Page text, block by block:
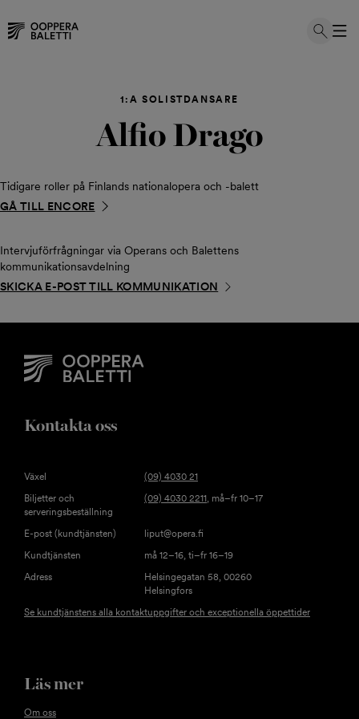
1:A SOLISTDANSARE
Alfio Drago
Tidigare roller på Finlands nationalopera och -balett
GÅ TILL ENCORE
Intervjuförfrågningar via Operans och Balettens
kommunikationsavdelning
SKICKA E-POST TILL KOMMUNIKATION
Kontakta oss
Växel
(09) 4030 21
Biljetter och
serveringsbeställning
(09) 4030 2211, må–fr 10–17
E-post (kundtjänsten)
liput@opera.fi
Kundtjänsten
må 12–16, ti–fr 16–19
Adress
Helsingegatan 58, 00260
Helsingfors
Se kundtjänstens alla kontaktuppgifter och exceptionella öppettider
Läs mer
Om oss